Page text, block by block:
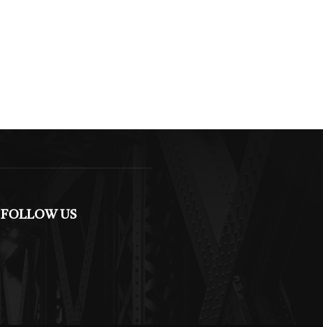
FOLLOW US